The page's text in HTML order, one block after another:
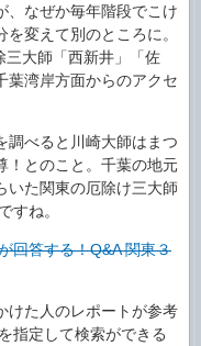
、なぜか毎年階段でこけ
変えて別のところに。
三大師「西新井」「佐
葉湾岸方面からのアクセ
調べると川崎大師はまつ
！とのこと。千葉の地元
いた関東の厄除け三大師
すね。
回答する！Q&A 関東３
けた人のレポートが参考
指定して検索ができる